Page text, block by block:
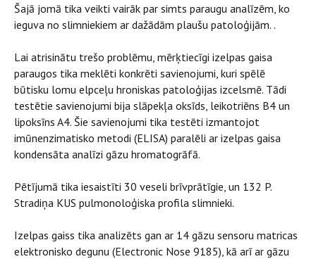
Šajā jomā tika veikti vairāk par simts paraugu analīzēm, ko
ieguva no slimniekiem ar dažādām plaušu patoloģijām. .
Lai atrisinātu trešo problēmu, mērķtiecīgi izelpas gaisa
paraugos tika meklēti konkrēti savienojumi, kuri spēlē
būtisku lomu elpceļu hroniskas patoloģijas izcelsmē. Tādi
testētie savienojumi bija slāpekļa oksīds, leikotriēns B4 un
lipoksīns A4. Šie savienojumi tika testēti izmantojot
imūnenzimatisko metodi (ELISA) paralēli ar izelpas gaisa
kondensāta analīzi gāzu hromatogrāfā.
Pētījumā tika iesaistīti 30 veseli brīvprātīgie, un 132 P.
Stradiņa KUS pulmonoloģiska profila slimnieki.
Izelpas gaiss tika analizēts gan ar 14 gāzu sensoru matricas
elektronisko degunu (Electronic Nose 9185), kā arī ar gāzu